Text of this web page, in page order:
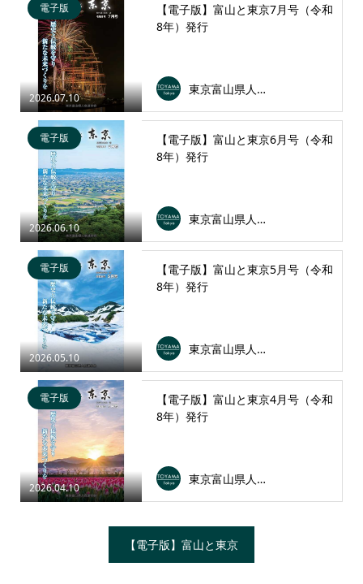
2026.07.10
電子版
【電子版】富山と東京7月号（令和
8年）発行
東京富山県人会連合会
2026.06.10
電子版
【電子版】富山と東京6月号（令和
8年）発行
東京富山県人会連合会
2026.05.10
電子版
【電子版】富山と東京5月号（令和
8年）発行
東京富山県人会連合会
2026.04.10
電子版
【電子版】富山と東京4月号（令和
8年）発行
東京富山県人会連合会
【電子版】富山と東京